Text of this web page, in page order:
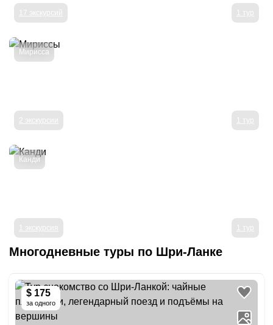
1 тур
17 экскурсий
Мирисса
1 тур
2 экскурсии
Канди
1 тур
1 экскурсия
Многодневные туры по Шри-Ланке
$ 175
за одного